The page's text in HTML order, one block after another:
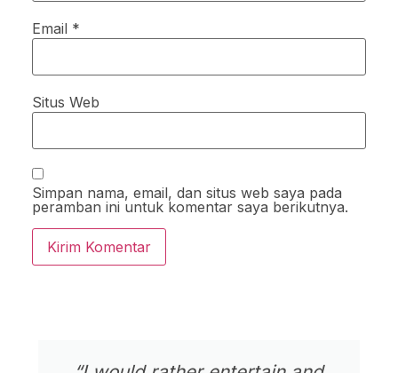
Email *
Situs Web
Simpan nama, email, dan situs web saya pada
peramban ini untuk komentar saya berikutnya.